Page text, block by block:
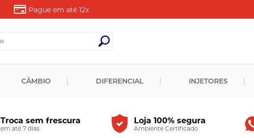
Pague em até 12x
CÂMBIO DIFERENCIAL INJETORES
Troca sem frescura
em até 7 dias
Loja 100% segura
Ambiente Certificado